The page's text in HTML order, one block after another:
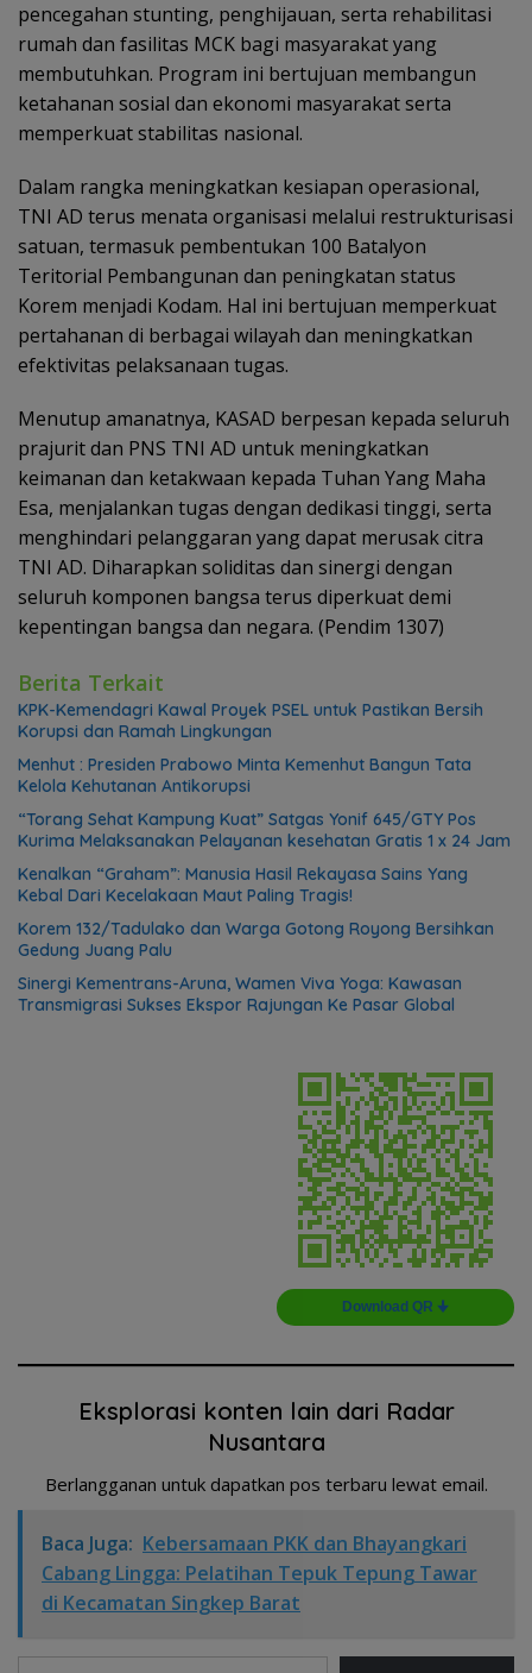
pencegahan stunting, penghijauan, serta rehabilitasi
rumah dan fasilitas MCK bagi masyarakat yang
membutuhkan. Program ini bertujuan membangun
ketahanan sosial dan ekonomi masyarakat serta
memperkuat stabilitas nasional.
Dalam rangka meningkatkan kesiapan operasional,
TNI AD terus menata organisasi melalui restrukturisasi
satuan, termasuk pembentukan 100 Batalyon
Teritorial Pembangunan dan peningkatan status
Korem menjadi Kodam. Hal ini bertujuan memperkuat
pertahanan di berbagai wilayah dan meningkatkan
efektivitas pelaksanaan tugas.
Menutup amanatnya, KASAD berpesan kepada seluruh
prajurit dan PNS TNI AD untuk meningkatkan
keimanan dan ketakwaan kepada Tuhan Yang Maha
Esa, menjalankan tugas dengan dedikasi tinggi, serta
menghindari pelanggaran yang dapat merusak citra
TNI AD. Diharapkan soliditas dan sinergi dengan
seluruh komponen bangsa terus diperkuat demi
kepentingan bangsa dan negara. (Pendim 1307)
Berita Terkait
KPK-Kemendagri Kawal Proyek PSEL untuk Pastikan Bersih
Korupsi dan Ramah Lingkungan
Menhut : Presiden Prabowo Minta Kemenhut Bangun Tata
Kelola Kehutanan Antikorupsi
“Torang Sehat Kampung Kuat” Satgas Yonif 645/GTY Pos
Kurima Melaksanakan Pelayanan kesehatan Gratis 1 x 24 Jam
Kenalkan “Graham”: Manusia Hasil Rekayasa Sains Yang
Kebal Dari Kecelakaan Maut Paling Tragis!
Korem 132/Tadulako dan Warga Gotong Royong Bersihkan
Gedung Juang Palu
Sinergi Kementrans-Aruna, Wamen Viva Yoga: Kawasan
Transmigrasi Sukses Ekspor Rajungan Ke Pasar Global
Download QR 🠋
Eksplorasi konten lain dari Radar
Nusantara
Berlangganan untuk dapatkan pos terbaru lewat email.
Baca Juga: Kebersamaan PKK dan Bhayangkari
Cabang Lingga: Pelatihan Tepuk Tepung Tawar
di Kecamatan Singkep Barat
Ketikkan email Anda...